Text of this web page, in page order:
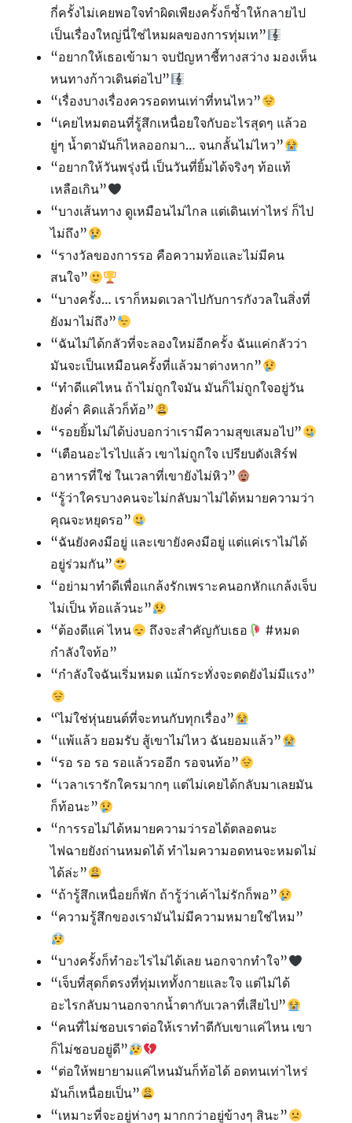
กี่ครั้งไม่เคยพอใจทำผิดเพียงครั้งก็ซ้ำให้กลายไป
เป็นเรื่องใหญ่นี่ใช่ไหมผลของการทุ่มเท”
“อยากให้เธอเข้ามา จบปัญหาชี้ทางสว่าง มองเห็น
หนทางก้าวเดินต่อไป”
“เรื่องบางเรื่องควรอดทนเท่าที่ทนไหว”
“เคยไหมตอนที่รู้สึกเหนื่อยใจกับอะไรสุดๆ แล้วอ
ยู่ๆ น้ำตามันก็ไหลออกมา… จนกลั้นไม่ไหว”
“อยากให้วันพรุ่งนี่ เป็นวันที่ยิ้มได้จริงๆ ท้อแท้
เหลือเกิน”
“บางเส้นทาง ดูเหมือนไม่ไกล เเต่เดินเท่าไหร่ ก็ไป
ไม่ถึง”
“รางวัลของการรอ คือความท้อเเละไม่มีคน
สนใจ”
“บางครั้ง… เราก็หมดเวลาไปกับการกังวลในสิ่งที่
ยังมาไม่ถึง”
“ฉันไม่ได้กลัวที่จะลองใหม่อีกครั้ง ฉันแค่กลัวว่า
มันจะเป็นเหมือนครั้งที่แล้วมาต่างหาก”
“ทำดีแค่ไหน ถ้าไม่ถูกใจมัน มันก็ไม่ถูกใจอยู่วัน
ยังค่ำ คิดแล้วก็ท้อ”
“รอยยิ้มไม่ได้บ่งบอกว่าเรามีความสุขเสมอไป”
“เตือนอะไรไปแล้ว​ เขาไม่ถูกใจ เปรียบดังเสิร์ฟ​
อาหารที่ใช่ ในเวลาที่เขายังไม่หิว”
“รู้ว่าใครบางคนจะไม่กลับมาไม่ได้หมายความว่า
คุณจะหยุดรอ”
“ฉันยังคงมีอยู่ และเขายังคงมีอยู่ แต่แค่เราไม่ได้
อยู่ร่วมกัน”
“อย่ามาทําดีเพื่อเเกล้งรักเพราะคนอกหักเเกล้งเจ็บ
ไม่เป็น ท้อแล้วนะ”
“ต้องดีแค่ ไหน
ถึงจะสำคัญกับเธอ
#หมด
กำลังใจท้อ”
“กำลังใจฉันเริ่มหมด แม้กระทั่งจะตดยังไม่มีแรง”
“ไม่ใช่หุ่นยนต์ที่จะทนกับทุกเรื่อง”
“แพ้แล้ว ยอมรับ สู้เขาไม่ไหว ฉันยอมแล้ว”
“รอ รอ รอ รอแล้วรออีก รอจนท้อ”
“เวลาเรารักใครมากๆ เเต่ไม่เคยได้กลับมาเลยมัน
ก็ท้อนะ”
“การรอไม่ได้หมายความว่ารอได้ตลอดนะ
ไฟฉายยังถ่านหมดได้ ทำไมความอดทนจะหมดไม่
ได้ล่ะ”
“ถ้ารู้สึกเหนื่อยก็พัก ถ้ารู้ว่าเค้าไม่รักก็พอ”
“ความรู้สึกของเรามันไม่มีความหมายใช่ไหม”
“บางครั้งก็ทำอะไรไม่ได้เลย นอกจากทำใจ”
“เจ็บที่สุดก็ตรงที่ทุ่มเททั้งกายและใจ แต่ไม่ได้
อะไรกลับมานอกจากน้ำตากับเวลาที่เสียไป”
“คนที่ไม่ชอบเราต่อให้เราทำดีกับเขาแค่ไหน เขา
ก็ไม่ชอบอยู่ดี”
“ต่อให้พยายามแค่ไหนมันก็ท้อได้ อดทนเท่าไหร่
มันก็เหนื่อยเป็น”
“เหมาะที่จะอยู่ห่างๆ มากกว่าอยู่ข้างๆ สินะ”